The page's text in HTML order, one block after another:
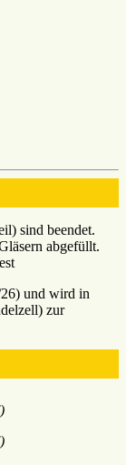
sind beendet.
abgefüllt.
und wird in
zur